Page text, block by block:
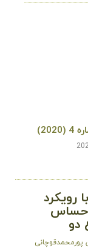
رویکرد
دو
پورمحمدقوچانی